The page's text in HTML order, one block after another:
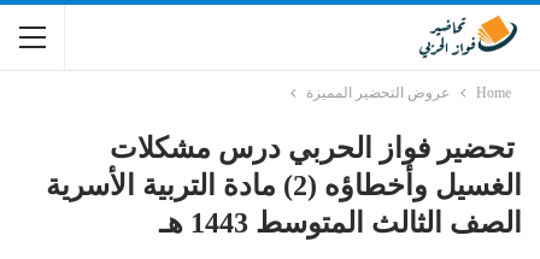
Home عروض التحضير المميزة
تحضير فواز الحربي درس مشكلات
الغسيل وأخطاؤه (2) مادة التربية الأسرية
الصف الثالث المتوسط 1443 هـ